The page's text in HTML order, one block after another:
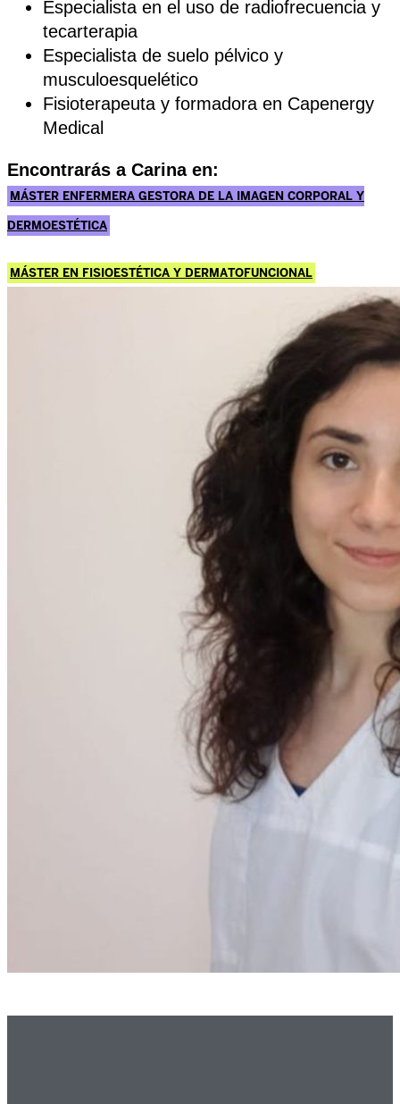
Especialista en el uso de radiofrecuencia y
tecarterapia
Especialista de suelo pélvico y
musculoesquelético
Fisioterapeuta y formadora en Capenergy
Medical
Encontrarás a Carina en:
MÁSTER ENFERMERA GESTORA DE LA IMAGEN CORPORAL Y
DERMOESTÉTICA
MÁSTER EN FISIOESTÉTICA Y DERMATOFUNCIONAL